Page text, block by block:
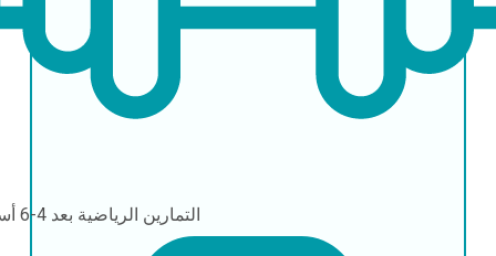
التمارين الرياضية بعد 4-6 أسابيع